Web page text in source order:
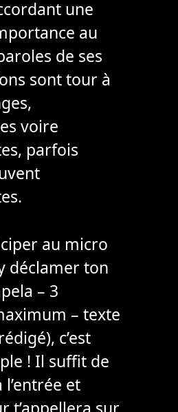
une
au
de ses
sont tour à
voire
parfois
au micro
déclamer ton
– 3
– texte
c’est
! Il suffit de
l’entrée et